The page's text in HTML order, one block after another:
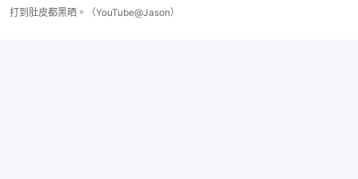
打到肚皮都黑晒。（YouTube@Jason）